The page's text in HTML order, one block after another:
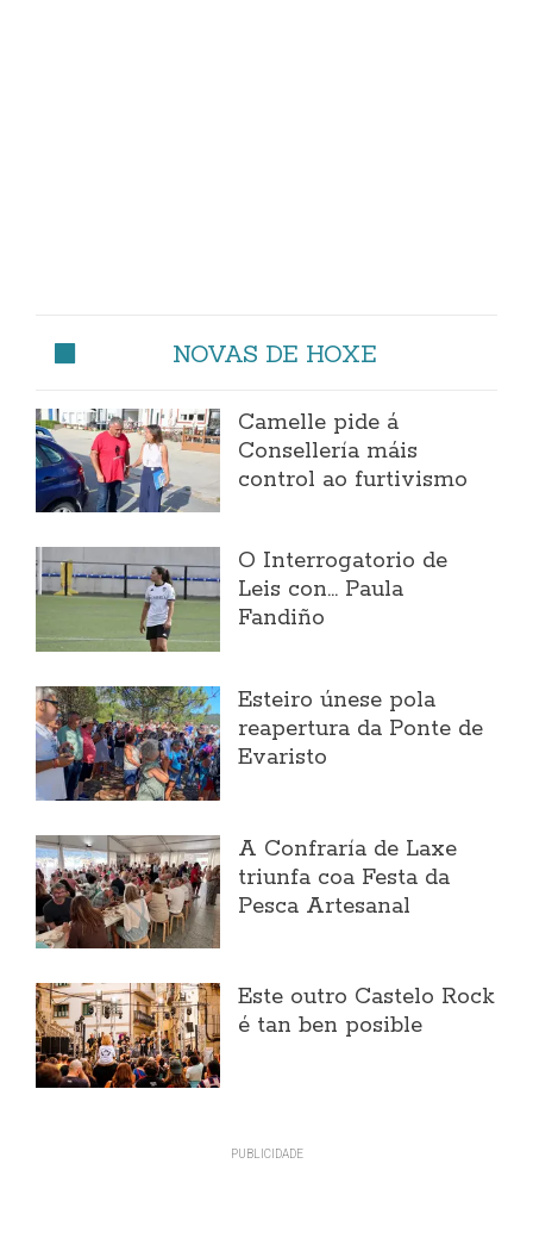
NOVAS DE HOXE
Camelle pide á
Consellería máis
control ao furtivismo
O Interrogatorio de
Leis con... Paula
Fandiño
Esteiro únese pola
reapertura da Ponte de
Evaristo
A Confraría de Laxe
triunfa coa Festa da
Pesca Artesanal
Este outro Castelo Rock
é tan ben posible